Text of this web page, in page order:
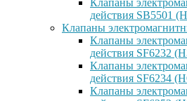
Клапаны
действия SB5501
Клапаны
Клапаны
действия SF6232
Клапаны
действия SF6234
Клапаны